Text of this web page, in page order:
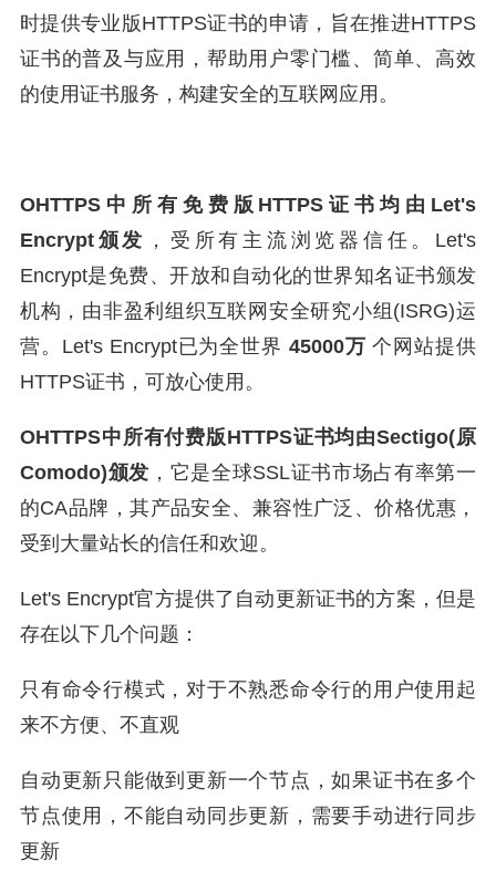
时提供专业版HTTPS证书的申请，旨在推进HTTPS
证书的普及与应用，帮助用户零门槛、简单、高效
的使用证书服务，构建安全的互联网应用。
OHTTPS中所有免费版HTTPS证书均由Let's
Encrypt颁发 ，受所有主流浏览器信任。Let's
Encrypt是免费、开放和自动化的世界知名证书颁发
机构，由非盈利组织互联网安全研究小组(ISRG)运
营。Let's Encrypt已为全世界 45000万 个网站提供
HTTPS证书，可放心使用。
OHTTPS中所有付费版HTTPS证书均由Sectigo(原
Comodo)颁发 ，它是全球SSL证书市场占有率第一
的CA品牌，其产品安全、兼容性广泛、价格优惠，
受到大量站长的信任和欢迎。
Let's Encrypt官方提供了自动更新证书的方案，但是
存在以下几个问题：
只有命令行模式，对于不熟悉命令行的用户使用起
来不方便、不直观
自动更新只能做到更新一个节点，如果证书在多个
节点使用，不能自动同步更新，需要手动进行同步
更新